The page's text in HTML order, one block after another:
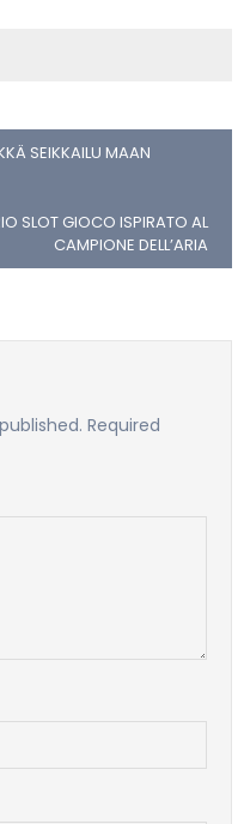
SEIKKAILU MAAN
SLOT GIOCO ISPIRATO AL
CAMPIONE DELL’ARIA
Required